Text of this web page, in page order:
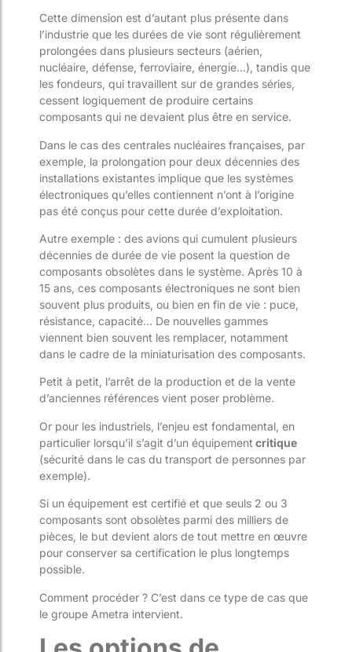
Cette dimension est d’autant plus présente dans
l’industrie que les durées de vie sont régulièrement
prolongées dans plusieurs secteurs (aérien,
nucléaire, défense, ferroviaire, énergie…), tandis que
les fondeurs, qui travaillent sur de grandes séries,
cessent logiquement de produire certains
composants qui ne devaient plus être en service.
Dans le cas des centrales nucléaires françaises, par
exemple, la prolongation pour deux décennies des
installations existantes implique que les systèmes
électroniques qu’elles contiennent n’ont à l’origine
pas été conçus pour cette durée d’exploitation.
Autre exemple : des avions qui cumulent plusieurs
décennies de durée de vie posent la question de
composants obsolètes dans le système. Après 10 à
15 ans, ces composants électroniques ne sont bien
souvent plus produits, ou bien en fin de vie : puce,
résistance, capacité… De nouvelles gammes
viennent bien souvent les remplacer, notamment
dans le cadre de la miniaturisation des composants.
Petit à petit, l’arrêt de la production et de la vente
d’anciennes références vient poser problème.
Or pour les industriels, l’enjeu est fondamental, en
particulier lorsqu’il s’agit d’un équipement critique
(sécurité dans le cas du transport de personnes par
exemple).
Si un équipement est certifié et que seuls 2 ou 3
composants sont obsolètes parmi des milliers de
pièces, le but devient alors de tout mettre en œuvre
pour conserver sa certification le plus longtemps
possible.
Comment procéder ? C’est dans ce type de cas que
le groupe Ametra intervient.